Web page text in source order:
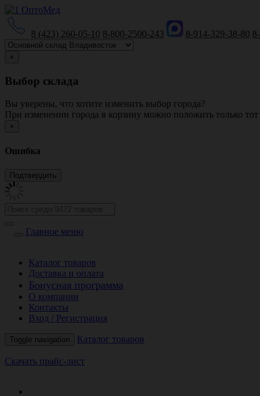
8 (423) 260-05-10 8-800-2500-243 8-914-329-38-80
×
Выбор склада
Вы уверены, что хотите изменить выбор города?
При изменении города в корзину можно положить только
×
Ошибка
Главное меню
Каталог товаров
Доставка и оплата
Бонусная программа
О компании
Контакты
Вход / Регистрация
Toggle navigation Каталог товаров
Скачать прайс-лист